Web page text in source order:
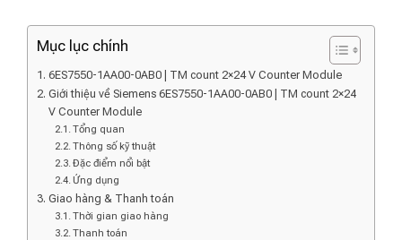
Mục lục chính
6ES7550-1AA00-0AB0 | TM count 2×24 V Counter Module
Giới thiệu về Siemens 6ES7550-1AA00-0AB0 | TM count 2×24
V Counter Module
Tổng quan
Thông số kỹ thuật
Đặc điểm nổi bật
Ứng dụng
Giao hàng & Thanh toán
Thời gian giao hàng
Thanh toán